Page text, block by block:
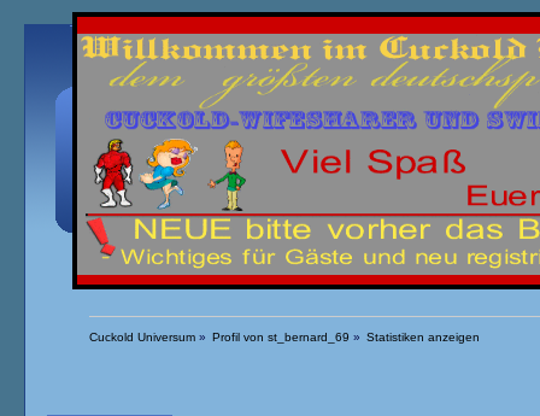
Übersicht Kalender Einloggen Registrieren
Cuckold Universum» Profil von st_bernard_69 » Statistiken anzeigen